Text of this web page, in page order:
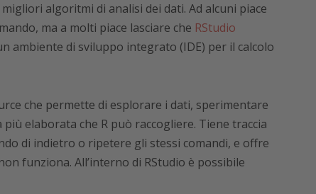
algoritmi di analisi dei dati. Ad alcuni piace
ma a molti piace lasciare che RStudio
ambiente di sviluppo integrato (IDE) per il calcolo
che permette di esplorare i dati, sperimentare
elaborata che R può raccogliere. Tiene traccia
di indietro o ripetere gli stessi comandi, e offre
funziona. All’interno di RStudio è possibile